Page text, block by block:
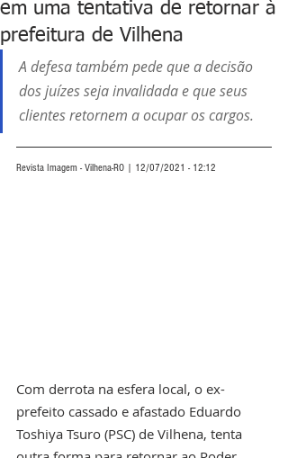
em uma tentativa de retornar à
prefeitura de Vilhena
A defesa também pede que a decisão
dos juízes seja invalidada e que seus
clientes retornem a ocupar os cargos.
Revista Imagem - Vilhena-RO | 12/07/2021 - 12:12
Com derrota na esfera local, o ex-
prefeito cassado e afastado Eduardo
Toshiya Tsuro (PSC) de Vilhena, tenta